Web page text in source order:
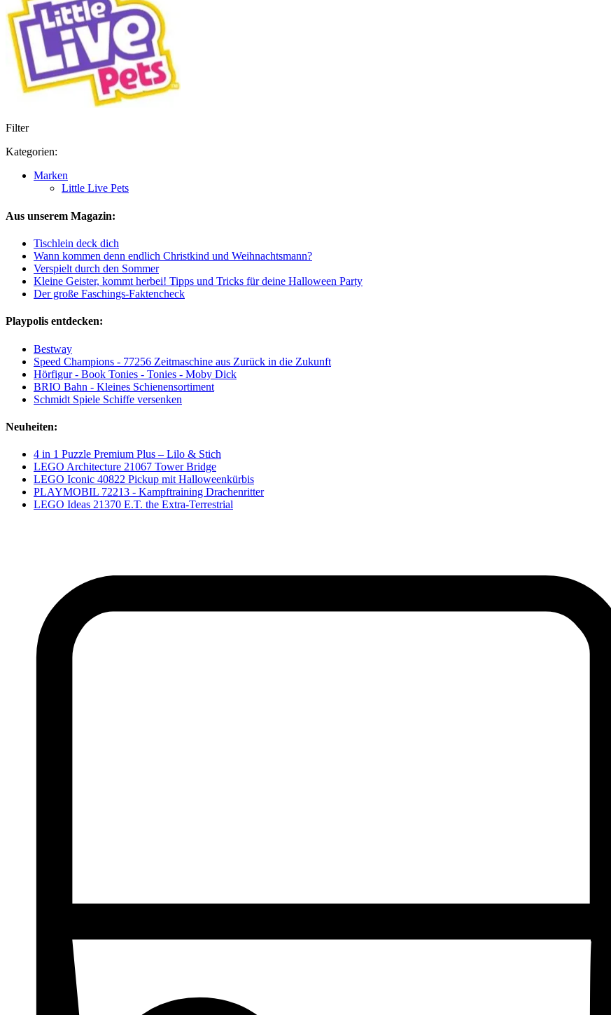
Filter
Kategorien:
Marken
Little Live Pets
Aus unserem Magazin:
Tischlein deck dich
Wann kommen denn endlich Christkind und Weihnachtsmann?
Verspielt durch den Sommer
Kleine Geister, kommt herbei! Tipps und Tricks für deine Halloween Party
Der große Faschings-Faktencheck
Playpolis entdecken:
Bestway
Speed Champions - 77256 Zeitmaschine aus Zurück in die Zukunft
Hörfigur - Book Tonies - Tonies - Moby Dick
BRIO Bahn - Kleines Schienensortiment
Schmidt Spiele Schiffe versenken
Neuheiten:
4 in 1 Puzzle Premium Plus – Lilo & Stich
LEGO Architecture 21067 Tower Bridge
LEGO Iconic 40822 Pickup mit Halloweenkürbis
PLAYMOBIL 72213 - Kampftraining Drachenritter
LEGO Ideas 21370 E.T. the Extra-Terrestrial